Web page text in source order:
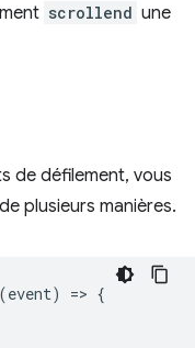
scrollend une
de défilement, vous
plusieurs manières.
(event) => {